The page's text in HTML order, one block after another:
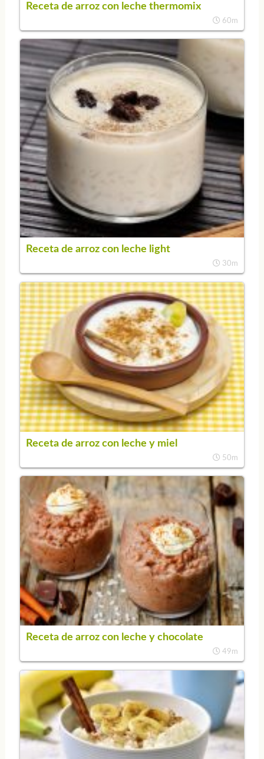
Receta de arroz con leche thermomix
60m
Receta de arroz con leche light
30m
Receta de arroz con leche y miel
50m
Receta de arroz con leche y chocolate
49m